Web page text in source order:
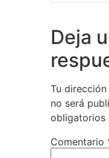
Deja
Tu
no será
obligatorios
Comentario